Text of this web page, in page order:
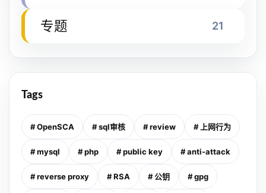
专题 21
Tags
# OpenSCA # sql审核 # review # 上网行为
# mysql # php # public key # anti-attack
# reverse proxy # RSA # 公钥 # gpg